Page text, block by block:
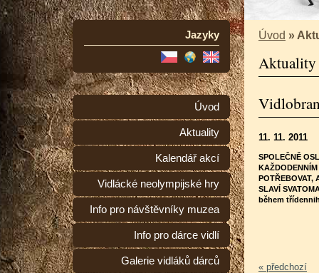
Jazyky
Úvod
Aktuality
Kalendář akcí
Vidlácké neolympijské hry
Info pro návštěvníky muzea
Info pro dárce vidlí
Galerie vidláků dárců
Úvod »
Aktuality
11. 11. 2011
SPOLEČNĚ
KAŽDODENNÍM
POTŘEBOVAT,
SLAVÍ
během
« předchozí